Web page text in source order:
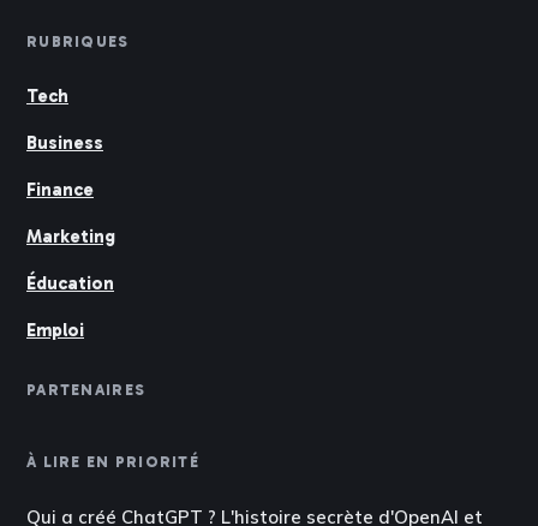
RUBRIQUES
Tech
Business
Finance
Marketing
Éducation
Emploi
PARTENAIRES
À LIRE EN PRIORITÉ
Qui a créé ChatGPT ? L'histoire secrète d'OpenAI et